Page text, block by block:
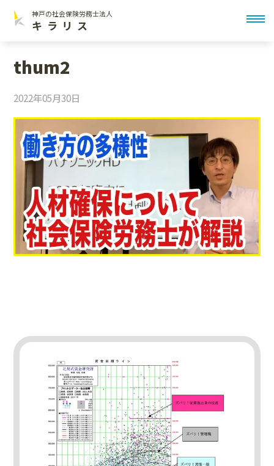
神戸の社会保険労務士法人
キラリス
thum2
2022年05月30日